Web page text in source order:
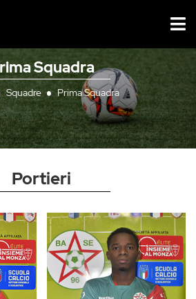
Squadra
Squadre Prima Squadra
Portieri